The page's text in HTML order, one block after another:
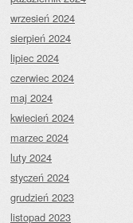
wrzesień 2024
sierpień 2024
lipiec 2024
czerwiec 2024
maj 2024
kwiecień 2024
marzec 2024
luty 2024
styczeń 2024
grudzień 2023
listopad 2023